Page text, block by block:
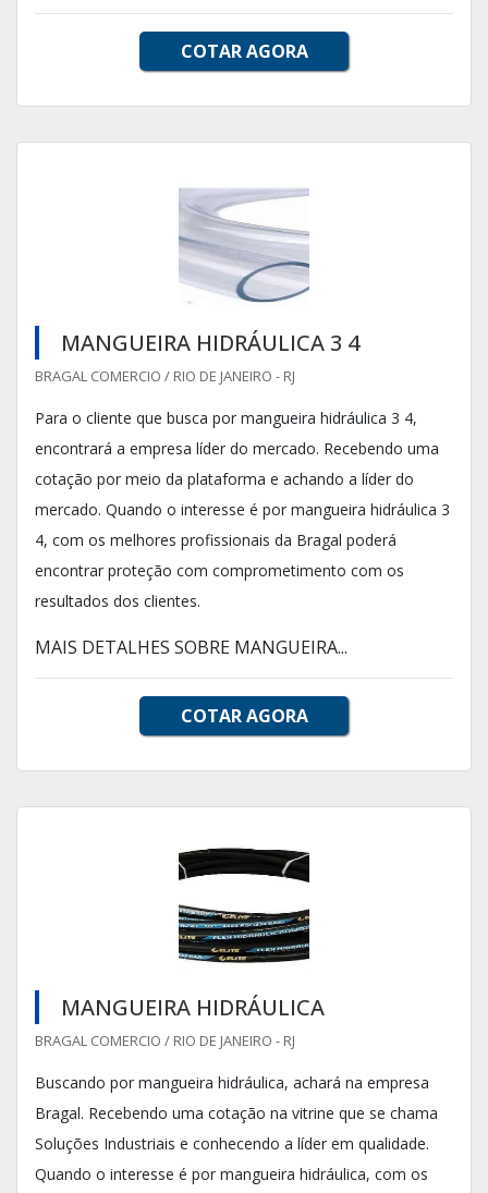
COTAR AGORA
MANGUEIRA HIDRÁULICA 3 4
BRAGAL COMERCIO / RIO DE JANEIRO - RJ
Para o cliente que busca por mangueira hidráulica 3 4,
encontrará a empresa líder do mercado. Recebendo uma
cotação por meio da plataforma e achando a líder do
mercado. Quando o interesse é por mangueira hidráulica 3
4, com os melhores profissionais da Bragal poderá
encontrar proteção com comprometimento com os
resultados dos clientes.
MAIS DETALHES SOBRE MANGUEIRA...
COTAR AGORA
MANGUEIRA HIDRÁULICA
BRAGAL COMERCIO / RIO DE JANEIRO - RJ
Buscando por mangueira hidráulica, achará na empresa
Bragal. Recebendo uma cotação na vitrine que se chama
Soluções Industriais e conhecendo a líder em qualidade.
Quando o interesse é por mangueira hidráulica, com os